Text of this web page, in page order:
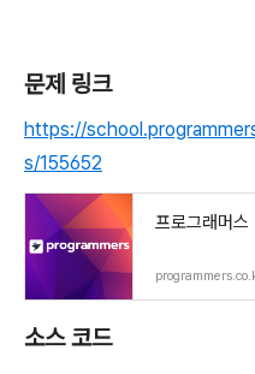
문제 링크
https://
s/155652
프로그래머스
소스 코드